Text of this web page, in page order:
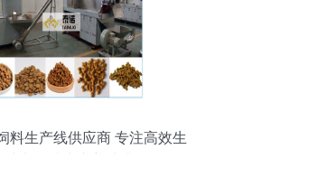
料生产线供应商 专注高效生